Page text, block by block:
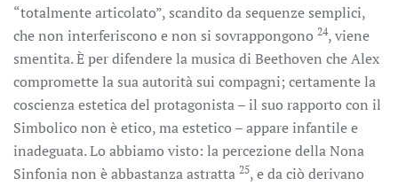
“totalmente articolato”, scandito da sequenze semplici,
che non interferiscono e non si sovrappongono 24, viene
smentita. È per difendere la musica di Beethoven che Alex
compromette la sua autorità sui compagni; certamente la
coscienza estetica del protagonista – il suo rapporto con il
Simbolico non è etico, ma estetico – appare infantile e
inadeguata. Lo abbiamo visto: la percezione della Nona
Sinfonia non è abbastanza astratta 25, e da ciò derivano